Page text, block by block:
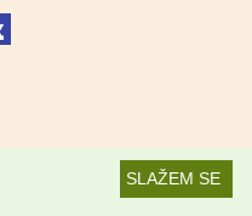
SLAŽEM SE